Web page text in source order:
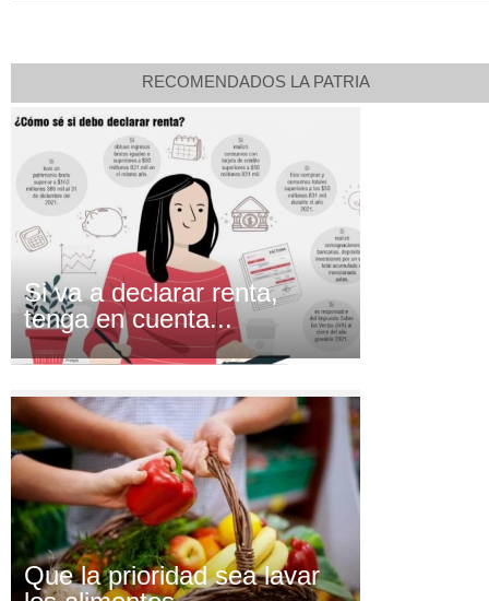
RECOMENDADOS LA PATRIA
Si va a declarar renta,
tenga en cuenta...
Que la prioridad sea lavar